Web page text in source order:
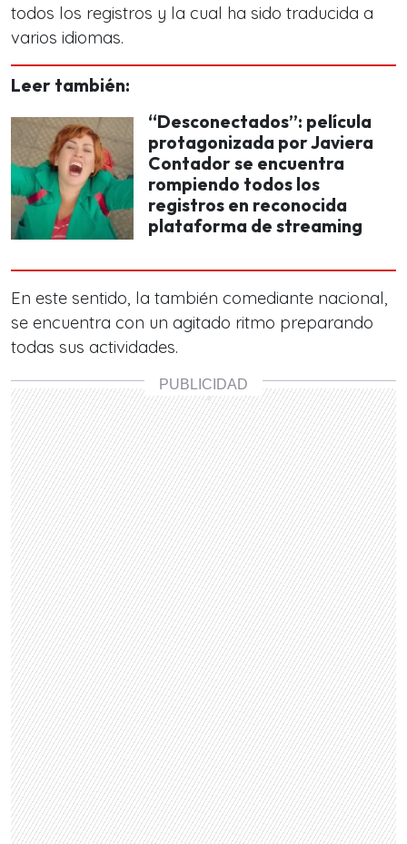
todos los registros y la cual ha sido traducida a
varios idiomas.
Leer también:
“Desconectados”: película
protagonizada por Javiera
Contador se encuentra
rompiendo todos los
registros en reconocida
plataforma de streaming
En este sentido, la también comediante nacional,
se encuentra con un agitado ritmo preparando
todas sus actividades.